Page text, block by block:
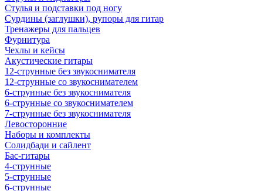
Стулья и подставки под ногу
Сурдины (заглушки), рупоры для гитар
Тренажеры для пальцев
Фурнитура
Чехлы и кейсы
Акустические гитары
12-струнные без звукоснимателя
12-струнные со звукоснимателем
6-струнные без звукоснимателя
6-струнные со звукоснимателем
7-струнные без звукоснимателя
Левосторонние
Наборы и комплекты
Солидбади и сайлент
Бас-гитары
4-струнные
5-струнные
6-струнные